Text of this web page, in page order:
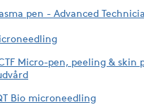
pen - Advanced
Micro-pen, peeling & skin
Bio microneedling